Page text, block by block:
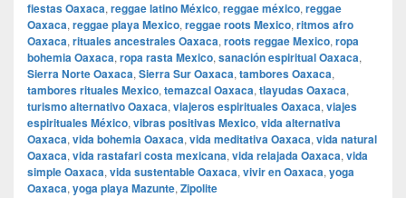
fiestas Oaxaca, reggae latino México, reggae méxico, reggae
Oaxaca, reggae playa Mexico, reggae roots Mexico, ritmos afro
Oaxaca, rituales ancestrales Oaxaca, roots reggae Mexico, ropa
bohemia Oaxaca, ropa rasta Mexico, sanación espiritual Oaxaca,
Sierra Norte Oaxaca, Sierra Sur Oaxaca, tambores Oaxaca,
tambores rituales Mexico, temazcal Oaxaca, tlayudas Oaxaca,
turismo alternativo Oaxaca, viajeros espirituales Oaxaca, viajes
espirituales México, vibras positivas Mexico, vida alternativa
Oaxaca, vida bohemia Oaxaca, vida meditativa Oaxaca, vida natural
Oaxaca, vida rastafari costa mexicana, vida relajada Oaxaca, vida
simple Oaxaca, vida sustentable Oaxaca, vivir en Oaxaca, yoga
Oaxaca, yoga playa Mazunte, Zipolite